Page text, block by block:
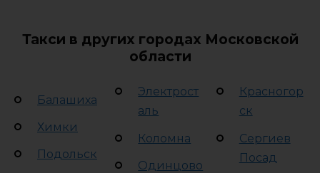
Такси в других городах Московской
области
Балашиха
Химки
Подольск
Электрост
аль
Коломна
Одинцово
Красногор
ск
Сергиев
Посад